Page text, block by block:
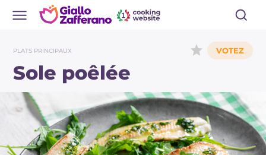
PLATS PRINCIPAUX
Sole poêlée